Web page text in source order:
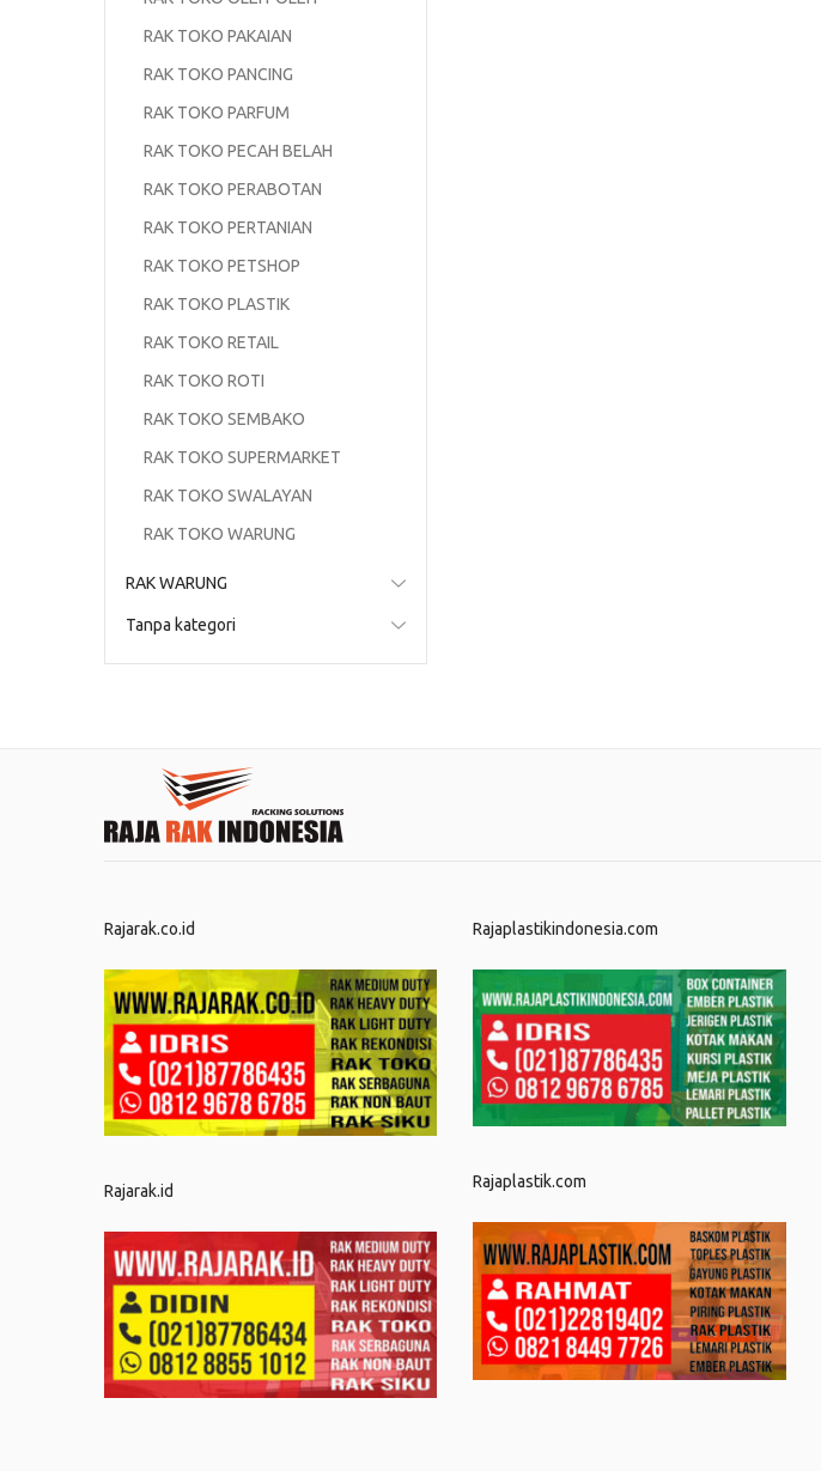
RAK TOKO PAKAIAN
RAK TOKO PANCING
RAK TOKO PARFUM
RAK TOKO PECAH BELAH
RAK TOKO PERABOTAN
RAK TOKO PERTANIAN
RAK TOKO PETSHOP
RAK TOKO PLASTIK
RAK TOKO RETAIL
RAK TOKO ROTI
RAK TOKO SEMBAKO
RAK TOKO SUPERMARKET
RAK TOKO SWALAYAN
RAK TOKO WARUNG
RAK WARUNG
Tanpa kategori
Rajarak.co.id
Rajarak.id
Rajaplastikindonesia.com
Rajaplastik.com